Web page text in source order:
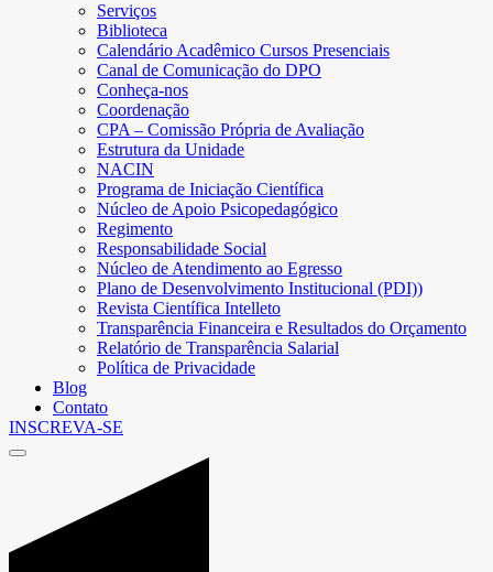
Serviços
Biblioteca
Calendário Acadêmico Cursos Presenciais
Canal de Comunicação do DPO
Conheça-nos
Coordenação
CPA – Comissão Própria de Avaliação
Estrutura da Unidade
NACIN
Programa de Iniciação Científica
Núcleo de Apoio Psicopedagógico
Regimento
Responsabilidade Social
Núcleo de Atendimento ao Egresso
Plano de Desenvolvimento Institucional (PDI))
Revista Científica Intelleto
Transparência Financeira e Resultados do Orçamento
Relatório de Transparência Salarial
Política de Privacidade
Blog
Contato
INSCREVA-SE